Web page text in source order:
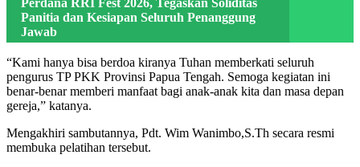
Perdana RRI Fest 2026, Tegaskan Soliditas
Panitia dan Kesiapan Seluruh Penanggung
Jawab
“Kami hanya bisa berdoa kiranya Tuhan memberkati seluruh
pengurus TP PKK Provinsi Papua Tengah. Semoga kegiatan ini
benar-benar memberi manfaat bagi anak-anak kita dan masa depan
gereja,” katanya.
Mengakhiri sambutannya, Pdt. Wim Wanimbo,S.Th secara resmi
membuka pelatihan tersebut.